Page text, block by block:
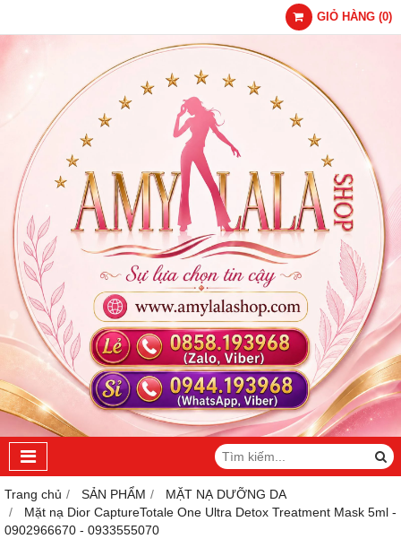
GIỎ HÀNG (0)
Trang chủ SẢN PHẨM
MẶT NẠ DƯỠNG DA
Mặt nạ Dior CaptureTotale One Ultra Detox Treatment Mask 5ml -
0902966670 - 0933555070